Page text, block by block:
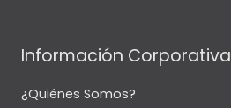
Información Corporativa
¿Quiénes Somos?